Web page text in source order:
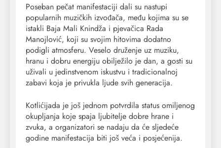
Poseban pečat manifestaciji dali su nastupi
popularnih muzičkih izvođača, među kojima su se
istakli Baja Mali Knindža i pjevačica Rada
Manojlović, koji su svojim hitovima dodatno
podigli atmosferu. Veselo druženje uz muziku,
hranu i dobru energiju obilježilo je dan, a gosti su
uživali u jedinstvenom iskustvu i tradicionalnoj
zabavi koja je privukla ljude svih generacija.
Kotlićijada je još jednom potvrdila status omiljenog
okupljanja koje spaja ljubitelje dobre hrane i
zvuka, a organizatori se nadaju da će sljedeće
godine manifestacija biti još veća i posjećenija.